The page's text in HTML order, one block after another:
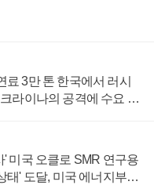
료 3만 톤 한국에서 러시
라이나의 공격에 수요 늘
' 미국 오클로 SMR 연구용
태' 도달, 미국 에너지부